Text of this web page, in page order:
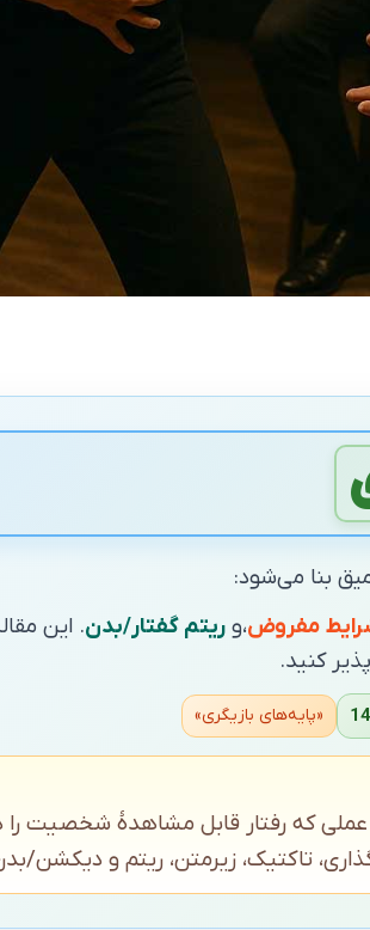
بنا می‌شود:
مفروض،و ریتم گفتار/بدن. این
کنید.
«پایه‌های بازیگری»
عملی که رفتار قابل مشاهدهٔ شخصیت
تاکتیک، زیرمتن، ریتم و دیکشن/